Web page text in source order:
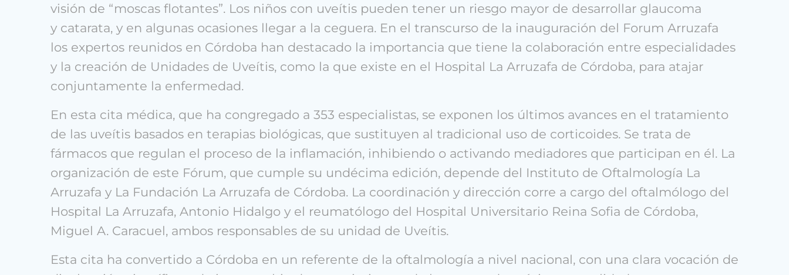
visión de “moscas flotantes”. Los niños con uveítis pueden tener un riesgo mayor de desarrollar glaucoma
y catarata, y en algunas ocasiones llegar a la ceguera. En el transcurso de la inauguración del Forum Arruzafa
los expertos reunidos en Córdoba han destacado la importancia que tiene la colaboración entre especialidades
y la creación de Unidades de Uveítis, como la que existe en el Hospital La Arruzafa de Córdoba, para atajar
conjuntamente la enfermedad.
En esta cita médica, que ha congregado a 353 especialistas, se exponen los últimos avances en el tratamiento
de las uveítis basados en terapias biológicas, que sustituyen al tradicional uso de corticoides. Se trata de
fármacos que regulan el proceso de la inflamación, inhibiendo o activando mediadores que participan en él. La
organización de este Fórum, que cumple su undécima edición, depende del Instituto de Oftalmología La
Arruzafa y La Fundación La Arruzafa de Córdoba. La coordinación y dirección corre a cargo del oftalmólogo del
Hospital La Arruzafa, Antonio Hidalgo y el reumatólogo del Hospital Universitario Reina Sofia de Córdoba,
Miguel A. Caracuel, ambos responsables de su unidad de Uveítis.
Esta cita ha convertido a Córdoba en un referente de la oftalmología a nivel nacional, con una clara vocación de